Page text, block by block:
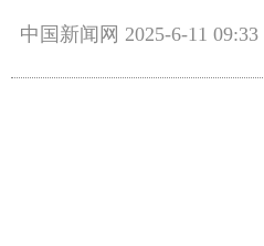
中国新闻网 2025-6-11 09:33